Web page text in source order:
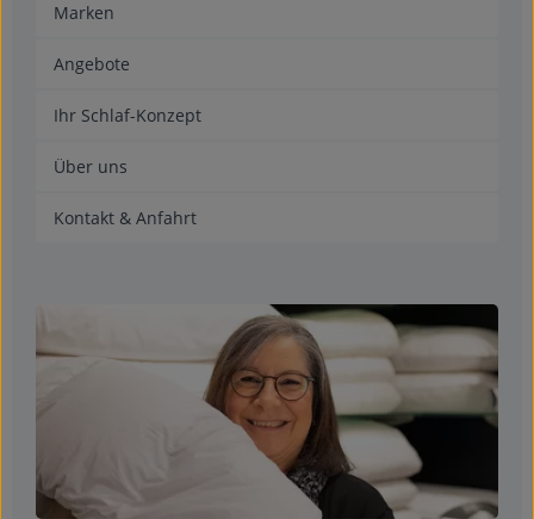
Marken
Angebote
Ihr Schlaf-Konzept
Über uns
Kontakt & Anfahrt